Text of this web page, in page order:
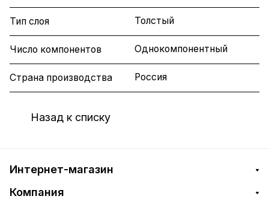
Тип слоя Толстый
Число компонентов Однокомпонентный
Страна производства Россия
Назад к списку
Интернет-магазин
Компания